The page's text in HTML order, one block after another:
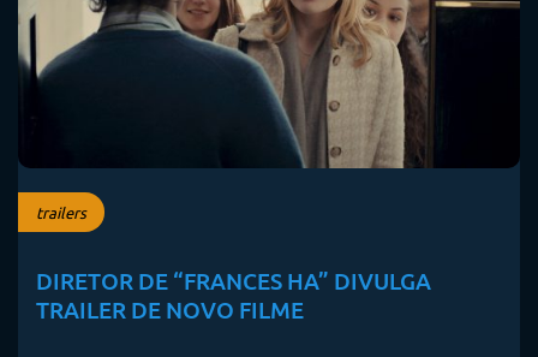
trailers
DIRETOR DE “FRANCES HA” DIVULGA
TRAILER DE NOVO FILME